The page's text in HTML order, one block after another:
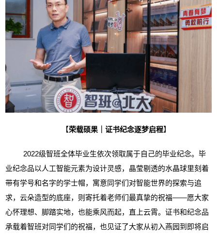
【荣载硕果｜证书纪念逐梦启程】
2022级智班全体毕业生依次领取属于自己的毕业纪念。毕
业纪念品以人工智能元素为设计灵感，晶莹剔透的水晶球里刻着
带有学号和名字的学士帽，寓意同学们对智能世界的探索与追
求，云朵造型的底座，则寄托着老师们最真挚的祝福——愿大家
心怀理想、脚踏实地，也能乘风而起，直上云霄。证书和纪念品
承载着智班对同学们的祝福，也见证了大家从初入燕园到即将启